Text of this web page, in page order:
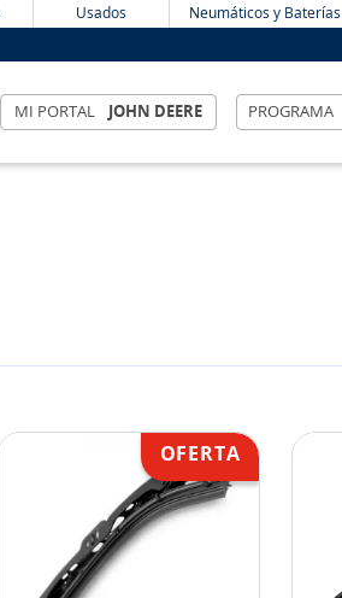
Usados Neumáticos y Baterías
MI PORTAL JOHN DEERE PROGRAMA